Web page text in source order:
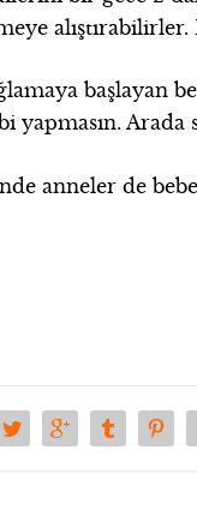
alıştırabilirler.
başlayan
Arada
anneler de